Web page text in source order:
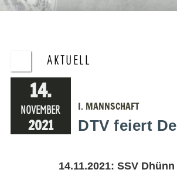
AKTUELL
14.
NOVEMBER
2021
I. MANNSCHAFT
DTV feiert
14.11.2021: SSV Dhünn